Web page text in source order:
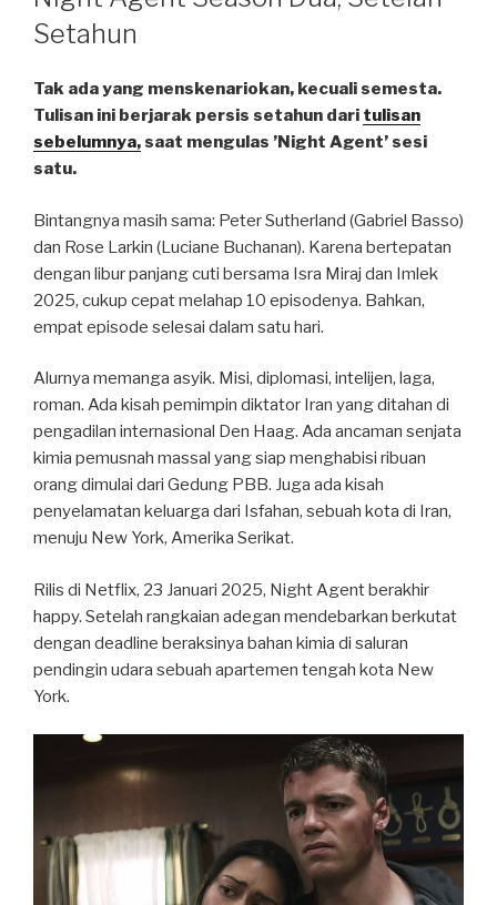
Setahun
Tak ada yang menskenariokan, kecuali semesta.
Tulisan ini berjarak persis setahun dari tulisan
sebelumnya,saat mengulas ’Night Agent’ sesi
satu.
Bintangnya masih sama: Peter Sutherland (Gabriel Basso)
dan Rose Larkin (Luciane Buchanan). Karena bertepatan
dengan libur panjang cuti bersama Isra Miraj dan Imlek
2025, cukup cepat melahap 10 episodenya. Bahkan,
empat episode selesai dalam satu hari.
Alurnya memanga asyik. Misi, diplomasi, intelijen, laga,
roman. Ada kisah pemimpin diktator Iran yang ditahan di
pengadilan internasional Den Haag. Ada ancaman senjata
kimia pemusnah massal yang siap menghabisi ribuan
orang dimulai dari Gedung PBB. Juga ada kisah
penyelamatan keluarga dari Isfahan, sebuah kota di Iran,
menuju New York, Amerika Serikat.
Rilis di Netflix, 23 Januari 2025, Night Agent berakhir
happy. Setelah rangkaian adegan mendebarkan berkutat
dengan deadline beraksinya bahan kimia di saluran
pendingin udara sebuah apartemen tengah kota New
York.